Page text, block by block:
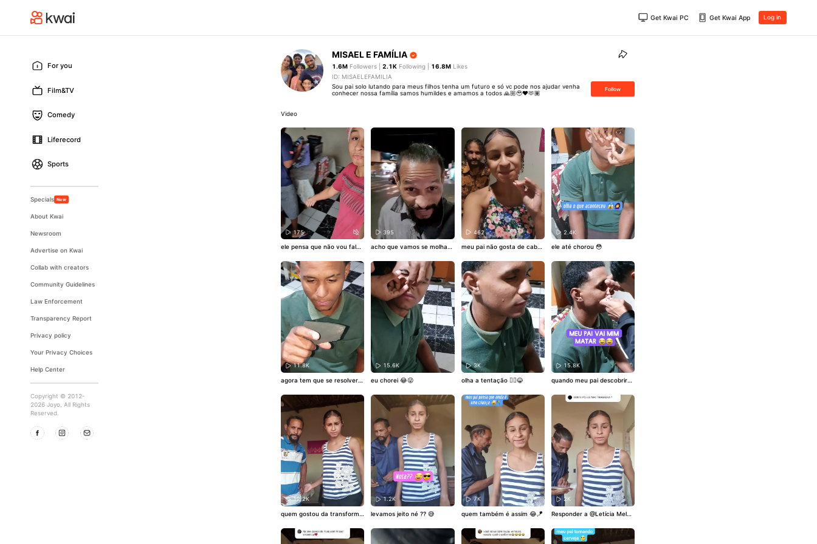
Get Kwai PC Get Kwai App Log in
For you
Film&TV
Comedy
Liferecord
Sports
Specials New
About Kwai
Newsroom
Advertise on Kwai
Collab with creators
Community Guidelines
Law Enforcement
Transparency Report
Privacy policy
Your Privacy Choices
Help Center
Copyright © 2012-
2026 Joyo. All Rights
Reserved.
MISAEL E FAMÍLIA
1.6M Followers |2.1K Following | 16.8M Likes
ID: MISAELEFAMILIA
Sou pai solo lutando para meus filhos tenha um futuro e só vc pode nos ajudar venha
conhecer nossa família samos humildes e amamos a todos 🙏🏼🥹❤️🫶🏽
Follow
Video
175
ele pensa que não vou falar
395
acho que vamos se molhar
462
meu pai não gosta de cabel
2.4K
ele até chorou 😳
11.8K
agora tem que se resolver c
15.6K
eu chorei 😂😜
3K
olha a tentação 🤦‍♀️😂
15.8K
quando meu pai descobrir
12.2K
quem gostou da transforma
1.2K
levamos jeito né ?? 😅
7K
quem também é assim 😂🪁
2K
Responder a@Letícia Melo
curiosa 🤭